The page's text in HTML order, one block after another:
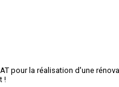
pour la réalisation d'une
!